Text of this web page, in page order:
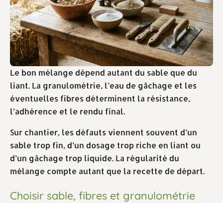
Le bon mélange dépend autant du sable que du
liant. La granulométrie, l’eau de gâchage et les
éventuelles fibres déterminent la résistance,
l’adhérence et le rendu final.
Sur chantier, les défauts viennent souvent d’un
sable trop fin, d’un dosage trop riche en liant ou
d’un gâchage trop liquide. La régularité du
mélange compte autant que la recette de départ.
Choisir sable, fibres et granulométrie